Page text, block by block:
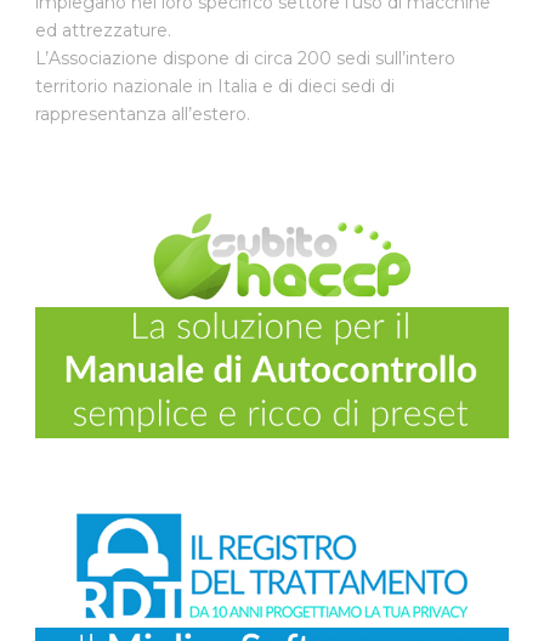
ed attrezzature.
L’Associazione dispone di circa 200 sedi sull’intero
territorio nazionale in Italia e di dieci sedi di
rappresentanza all’estero.